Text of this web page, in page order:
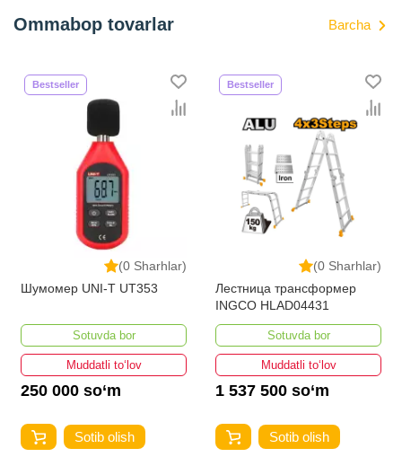
Ommabop tovarlar Barcha
(0 Sharhlar)
Bestseller
Шумомер UNI-T UT353
Sotuvda bor
Muddatli to‘lov
250 000 so‘m
Sotib olish
(0 Sharhlar)
Bestseller
Лестница трансформер
INGCO HLAD04431
Sotuvda bor
Muddatli to‘lov
1 537 500 so‘m
Sotib olish